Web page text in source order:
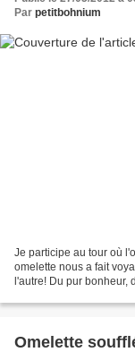
Par petitbohnium
Je participe au tour où
omelette nous a fait
l'autre! Du pur bonheur,
Omelette